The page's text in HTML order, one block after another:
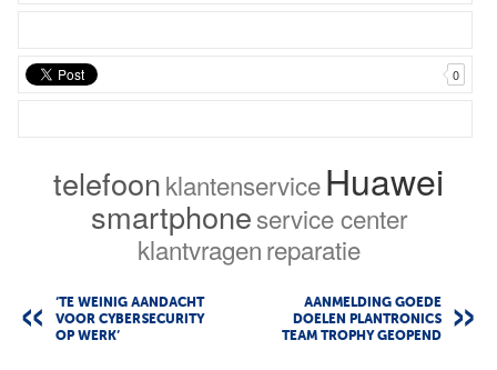
0
telefoonklantenserviceHuawei
smartphoneservice center
klantvragenreparatie
‘TE WEINIG AANDACHT
VOOR CYBERSECURITY
OP WERK’
AANMELDING GOEDE
DOELEN PLANTRONICS
TEAM TROPHY GEOPEND